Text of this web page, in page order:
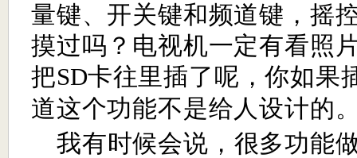
量键、开关键和频道键，摇
摸过吗？电视机一定有看照
把SD卡往里插了呢，你如果
道这个功能不是给人设计的
我有时候会说，很多功能